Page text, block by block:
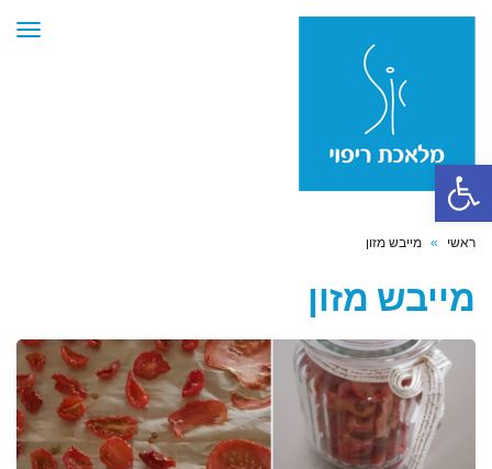
ראשי » מייבש מזון
מייבש מזון
פתח סרגל נגישות